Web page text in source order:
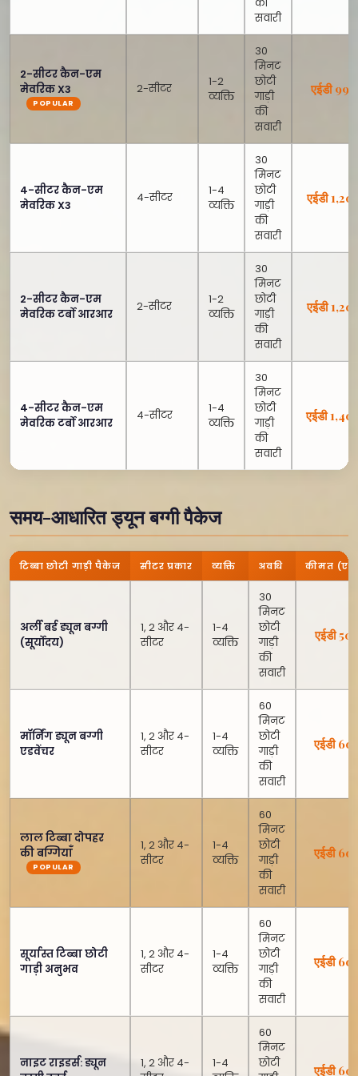
सवारी
2-सीटर कैन-एम
मेवरिक X3
2-सीटर
1-2
व्यक्ति
30
मिनट
छोटी
गाड़ी
की
सवारी
एईडी 999
4-सीटर कैन-एम
मेवरिक X3
4-सीटर
1-4
व्यक्ति
30
मिनट
छोटी
गाड़ी
की
सवारी
एईडी
2-सीटर कैन-एम
मेवरिक टर्बो आरआर
2-सीटर
1-2
व्यक्ति
30
मिनट
छोटी
गाड़ी
की
सवारी
एईडी
4-सीटर कैन-एम
मेवरिक टर्बो आरआर
4-सीटर
1-4
व्यक्ति
30
मिनट
छोटी
गाड़ी
की
सवारी
एईडी
समय-आधारित ड्यून बग्गी पैकेज
टिब्बा छोटी गाड़ी पैकेज सीटर प्रकार व्यक्ति अवधि कीमत
अर्ली बर्ड ड्यून बग्गी
(सूर्योदय)
1, 2 और 4-
सीटर
1-4
व्यक्ति
30
मिनट
छोटी
गाड़ी
की
सवारी
एईडी
मॉर्निंग ड्यून बग्गी
एडवेंचर
1, 2 और 4-
सीटर
1-4
व्यक्ति
60
मिनट
छोटी
गाड़ी
की
सवारी
एईडी
लाल टिब्बा दोपहर
की बग्गियाँ
1, 2 और 4-
सीटर
1-4
व्यक्ति
60
मिनट
छोटी
गाड़ी
की
सवारी
एईडी
सूर्यास्त टिब्बा छोटी
गाड़ी अनुभव
1, 2 और 4-
सीटर
1-4
व्यक्ति
60
मिनट
छोटी
गाड़ी
की
सवारी
एईडी
नाइट राइडर्स: ड्यून
1, 2 और 4-
1-4
60
मिनट
छोटी
एईडी